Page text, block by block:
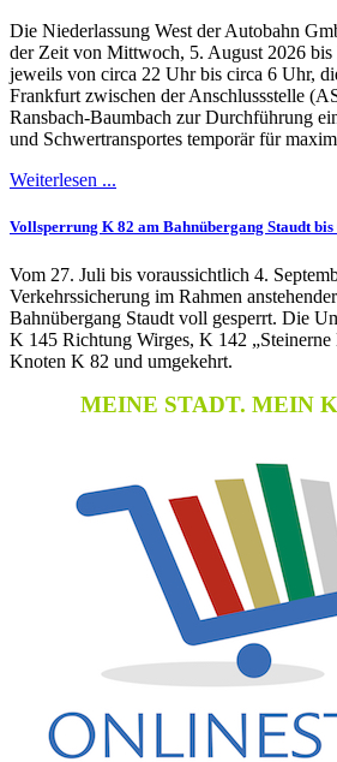
Die Niederlassung West der Autobahn
der Zeit von Mittwoch, 5. August 2026 bis
jeweils von circa 22 Uhr bis circa 6 Uhr,
Frankfurt zwischen der Anschlussstelle
Ransbach-Baumbach zur Durchführung
und Schwertransportes temporär für
Weiterlesen ...
Vollsperrung K 82 am Bahnübergang Staudt bis
Vom 27. Juli bis voraussichtlich 4.
Verkehrssicherung im Rahmen
Bahnübergang Staudt voll gesperrt. Die
K 145 Richtung Wirges, K 142
Knoten K 82 und umgekehrt.
MEINE STADT. MEIN